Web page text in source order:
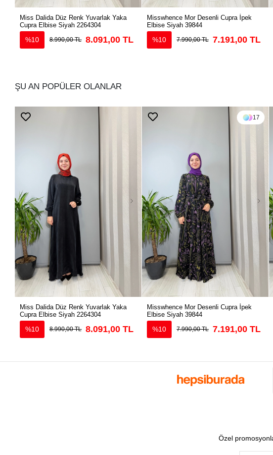
Miss Dalida Düz Renk Yuvarlak Yaka
Cupra Elbise Siyah 2264304
%10 8.990,00 TL 8.091,00 TL
Misswhence Mor Desenli Cupra İpek
Elbise Siyah 39844
%10 7.990,00 TL 7.191,00 TL
ŞU AN POPÜLER OLANLAR
Miss Dalida Düz Renk Yuvarlak Yaka
Cupra Elbise Siyah 2264304
%10 8.990,00 TL 8.091,00 TL
17
Misswhence Mor Desenli Cupra İpek
Elbise Siyah 39844
%10 7.990,00 TL 7.191,00 TL
Özel